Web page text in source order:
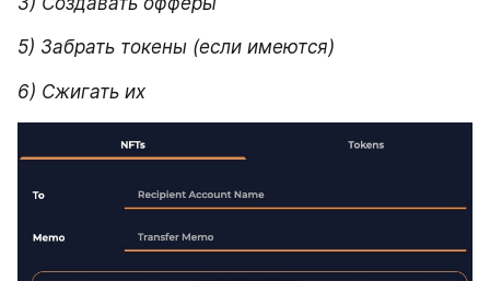
5) Забрать токены (если имеются)
6) Сжигать их